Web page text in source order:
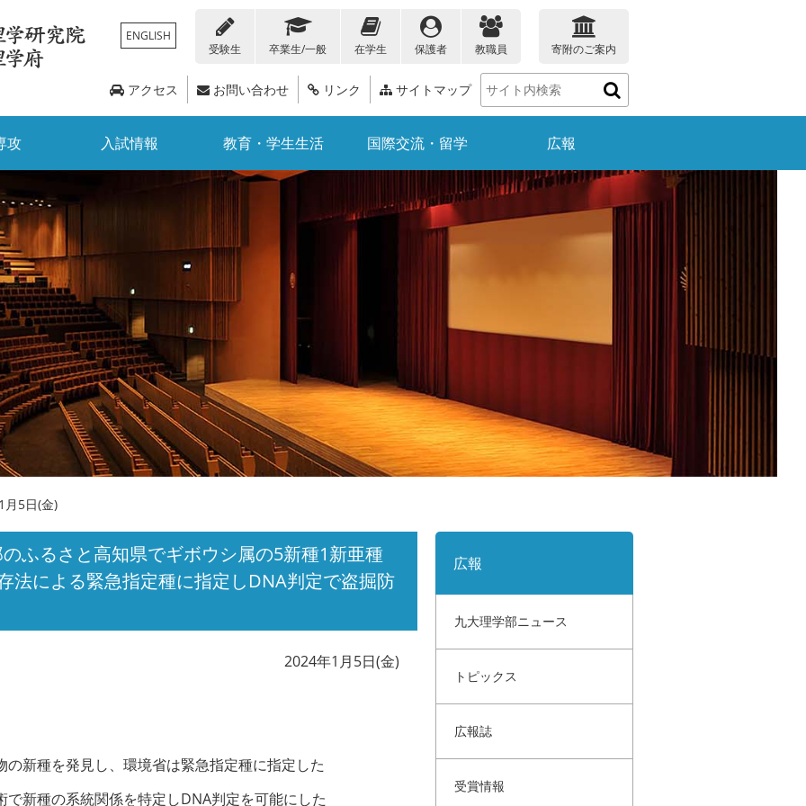
ENGLISH
受験生
卒業生/一般 在学生 保護者 教職員 寄附のご案内
アクセス お問い合わせ リンク サイトマップ
教員リスト
附属・関連施設
攻
化学科 地球惑星科学科
入試情報
大学院入試
科目等履修生・聴講生
・研究生
教育・学生生活
各種証明書・届出書類 経済支援・奨学金情報
教育研究支援 3ポリシー
国際交流・留学
学生向け情報 教職員向け情報
広報
トピックス 広報誌
イベント情報 公募情報
保護者
リンク サイトマップ サイトポリシー
5日(金)
ふるさと高知県でギボウシ属の5新種1新亜種
法による緊急指定種に指定しDNA判定で盗掘防
2024年1月5日(金)
新種を発見し、環境省は緊急指定種に指定した
新種の系統関係を特定しDNA判定を可能にした
広報
九大理学部ニュース
トピックス
広報誌
受賞情報